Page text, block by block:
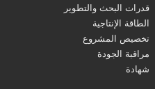
قدرات البحث والتطوير
الطاقة الإنتاجية
تخصيص المشروع
مراقبة الجودة
شهادة